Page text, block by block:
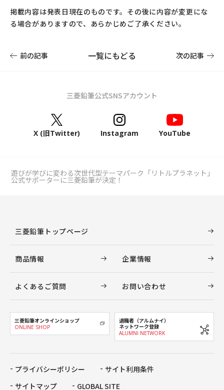
掲載内容は発表日現在のものです。その後に内容が変更にな
る場合がありますので、あらかじめご了承ください。
前の記事 一覧にもどる 次の記事
三菱鉛筆公式SNSアカウント
X (旧Twitter) Instagram YouTube
遊びが学びに変わる次世代型テーマパーク「リトルプラネット」
公式サポーターに三菱鉛筆が決定！
三菱鉛筆トップページ
商品情報 企業情報
よくあるご質問 お問い合わせ
三菱鉛筆オンラインショップ
ONLINE SHOP
退職者（アルムナイ）
ネットワーク登録
ALUMNI NETWORK
プライバシーポリシー
サイト利用条件
サイトマップ
GLOBAL SITE